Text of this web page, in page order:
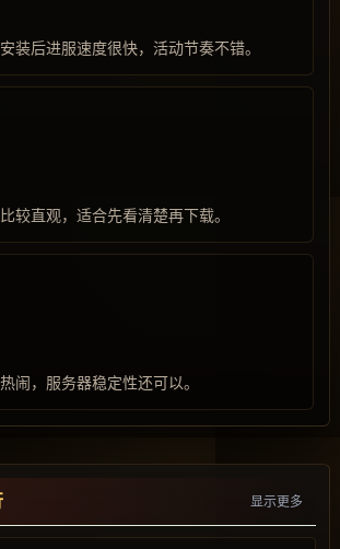
装后进服速度很快，活动节奏不错。
较直观，适合先看清楚再下载。
闹，服务器稳定性还可以。
显示更多